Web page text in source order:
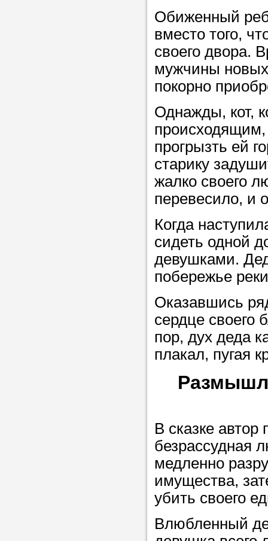
советам,
репетитора
заявку на
то в поле
укажите как
чтобы мы
самого
репетитора.
Мы
в
репетитора
студент-
хорошо
задачей. Он
цена ниже, и
найдет
учеником.
Обиженный
вместо того,
своего двора.
мужчины
покорно
Однажды, кот,
происходящим,
прогрызть ей
старику
жалко своего
перевесило, и
Когда
сидеть одной
девушками.
побережье
Оказавшись
сердце своего
пор, дух деда
плакал, пугая
В сказке
безрассудная
медленно
имущества,
убить своего
Влюбленный